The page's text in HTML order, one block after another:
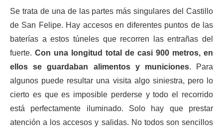
Se trata de una de las partes más singulares del Castillo
de San Felipe. Hay accesos en diferentes puntos de las
baterías a estos túneles que recorren las entrañas del
fuerte. Con una longitud total de casi 900 metros, en
ellos se guardaban alimentos y municiones. Para
algunos puede resultar una visita algo siniestra, pero lo
cierto es que es imposible perderse y todo el recorrido
está perfectamente iluminado. Solo hay que prestar
atención a los accesos y salidas. No todos son sencillos